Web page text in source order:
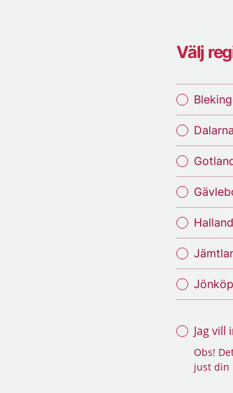
Välj
Dalarna
Halland
Jag
Obs!
just din